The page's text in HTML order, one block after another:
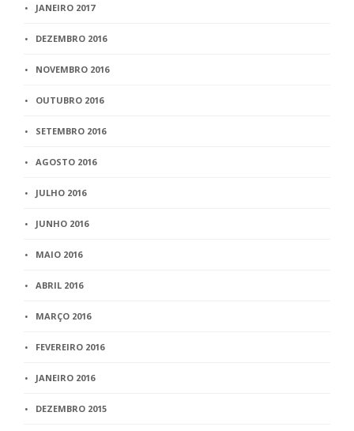
JANEIRO 2017
DEZEMBRO 2016
NOVEMBRO 2016
OUTUBRO 2016
SETEMBRO 2016
AGOSTO 2016
JULHO 2016
JUNHO 2016
MAIO 2016
ABRIL 2016
MARÇO 2016
FEVEREIRO 2016
JANEIRO 2016
DEZEMBRO 2015